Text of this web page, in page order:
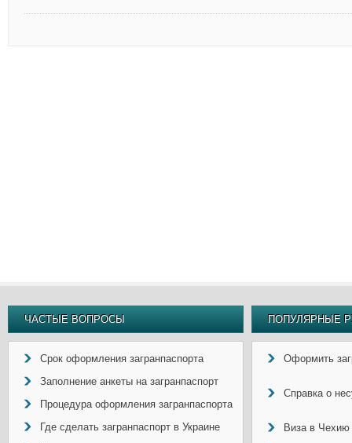
ЧАСТЫЕ ВОПРОСЫ
Срок оформления загранпаспорта
Заполнение анкеты на загранпаспорт
Процедура оформления загранпаспорта
Где сделать загранпаспорт в Украине
ПОПУЛЯРНЫЕ
Оформить
Справка о
Виза в Чехию